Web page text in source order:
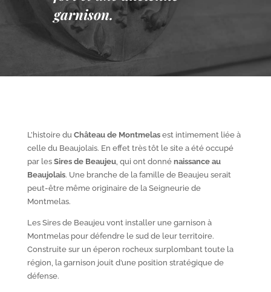
garnison.
L’histoire duChâteau de Montmelasest intimement liée à
celle du Beaujolais. En effet très tôt le site a été occupé
par les Sires de Beaujeu, qui ont donné naissance au
Beaujolais. Une branche de la famille de Beaujeu serait
peut-être même originaire de la Seigneurie de
Montmelas.
Les Sires de Beaujeu vont installer une garnison à
Montmelas pour défendre le sud de leur territoire.
Construite sur un éperon rocheux surplombant toute la
région, la garnison jouit d’une position stratégique de
défense.